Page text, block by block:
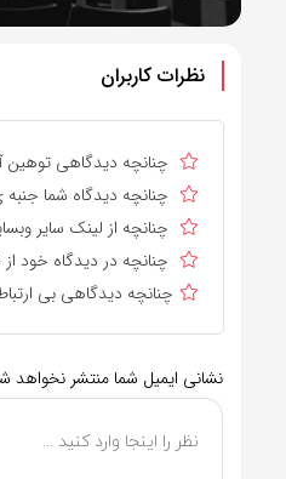
نظرات کاربران
چنانچه دیدگاهی توهین
چنانچه دیدگاه شما
چنانچه از لینک سایر
چنانچه در دیدگاه خود
چنانچه دیدگاهی بی
نشانی ایمیل شما منتشر نخواهد